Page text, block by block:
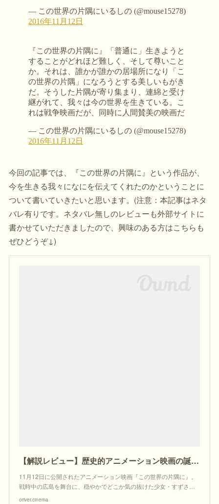
今回の記事では、『この世界の片隅に』という作品が、
今を生きる我々になにを伝えてくれたのかということに
ついて書いていきたいと思います。(注意：本記事はネタ
バレ有りです。ネタバレ無しのレビューも外部サイトに
書かせていただきましたので、興味のある方はこちらも
ぜひどうぞ↓)
【解説レビュー】歴史的アニメーション映画の誕生！ 『この世界の片隅に』が気になっているあなたに | oriver.cinema
11月12日に公開されたアニメーション映画『この世界の片隅に』。
戦時中の広島を舞台に、穏やかでどこか気の抜けた少女・すずさ…
oriver.cinema